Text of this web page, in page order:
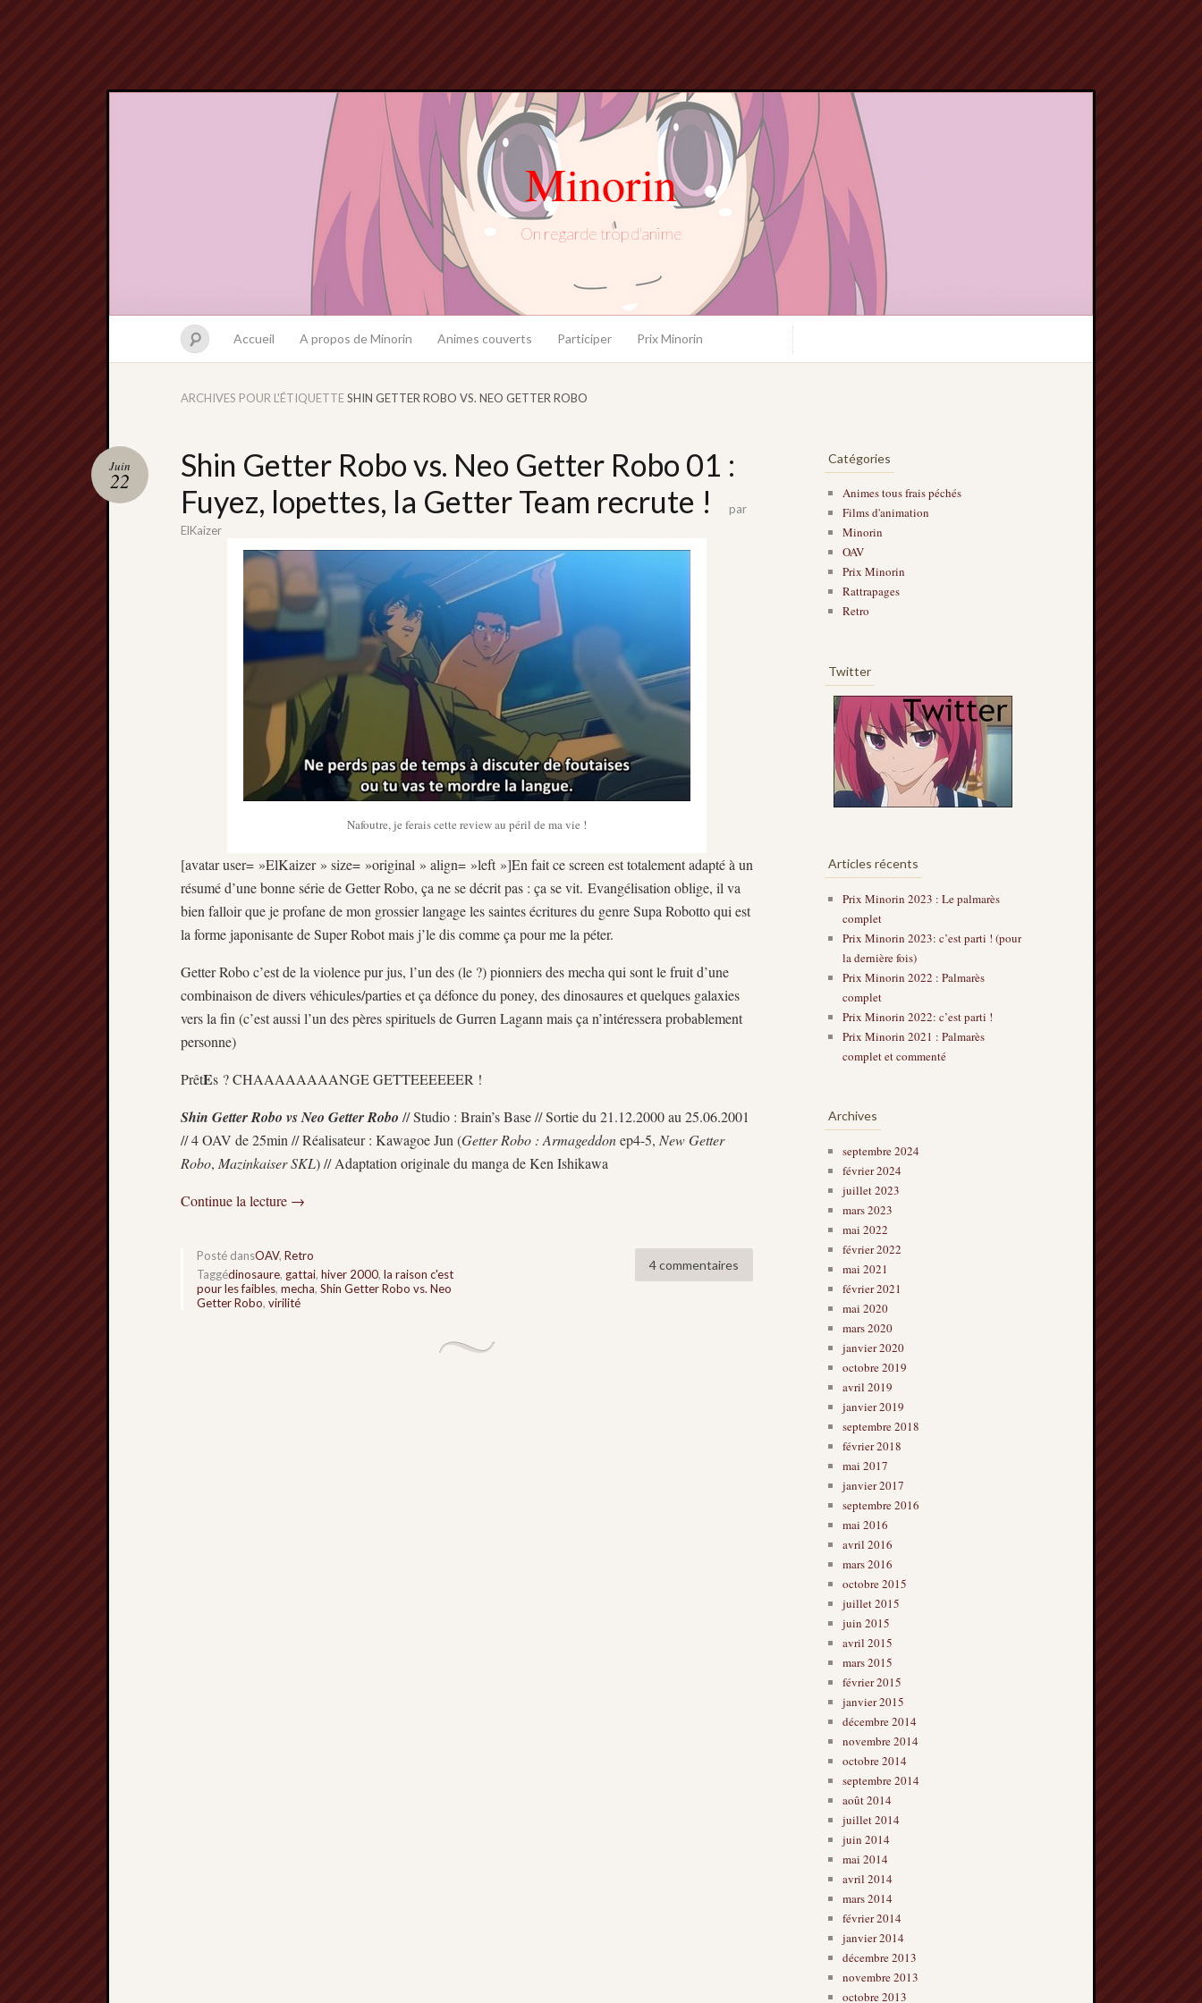
Minorin
On regarde trop d'anime
Accueil A propos de Minorin Animes couverts Participer Prix Minorin
ARCHIVES POUR L'ÉTIQUETTESHIN GETTER ROBO VS. NEO GETTER ROBO
Shin Getter Robo vs. Neo Getter Robo 01 :
Fuyez, lopettes, la Getter Team recrute !
Juin
22
par
ElKaizer
Nafoutre, je ferais cette review au péril de ma vie !
[avatar user= »ElKaizer » size= »original » align= »left »]En fait ce screen est totalement adapté à un
résumé d’une bonne série de Getter Robo, ça ne se décrit pas : ça se vit. Evangélisation oblige, il va
bien falloir que je profane de mon grossier langage les saintes écritures du genre Supa Robotto qui est
la forme japonisante de Super Robot mais j’le dis comme ça pour me la péter.
Getter Robo c’est de la violence pur jus, l’un des (le ?) pionniers des mecha qui sont le fruit d’une
combinaison de divers véhicules/parties et ça défonce du poney, des dinosaures et quelques galaxies
vers la fin (c’est aussi l’un des pères spirituels de Gurren Lagann mais ça n’intéressera probablement
personne)
PrêtEs ? CHAAAAAAAANGE GETTEEEEEER !
Shin Getter Robo vs Neo Getter Robo // Studio : Brain’s Base // Sortie du 21.12.2000 au 25.06.2001
// 4 OAV de 25min // Réalisateur : Kawagoe Jun (Getter Robo : Armageddonep4-5, New Getter
Robo, Mazinkaiser SKL) // Adaptation originale du manga de Ken Ishikawa
Continue la lecture →
4 commentaires
Posté dansOAV, Retro
Taggédinosaure, gattai, hiver 2000, la raison c'est
pour les faibles, mecha, Shin Getter Robo vs. Neo
Getter Robo, virilité
Catégories
Animes tous frais péchés
Films d'animation
Minorin
OAV
Prix Minorin
Rattrapages
Retro
Twitter
Articles récents
Prix Minorin 2023 : Le palmarès
complet
Prix Minorin 2023: c’est parti ! (pour
la dernière fois)
Prix Minorin 2022 : Palmarès
complet
Prix Minorin 2022: c’est parti !
Prix Minorin 2021 : Palmarès
complet et commenté
Archives
septembre 2024
février 2024
juillet 2023
mars 2023
mai 2022
février 2022
mai 2021
février 2021
mai 2020
mars 2020
janvier 2020
octobre 2019
avril 2019
janvier 2019
septembre 2018
février 2018
mai 2017
janvier 2017
septembre 2016
mai 2016
avril 2016
mars 2016
octobre 2015
juillet 2015
juin 2015
avril 2015
mars 2015
février 2015
janvier 2015
décembre 2014
novembre 2014
octobre 2014
septembre 2014
août 2014
juillet 2014
juin 2014
mai 2014
avril 2014
mars 2014
février 2014
janvier 2014
décembre 2013
novembre 2013
octobre 2013